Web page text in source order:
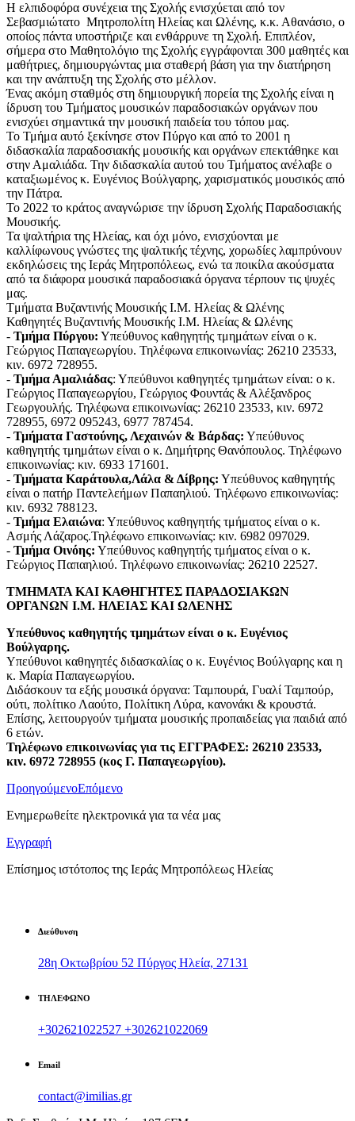
Η ελπιδοφόρα συνέχεια της Σχολής ενισχύεται από τον
Σεβασμιώτατο Μητροπολίτη Ηλείας και Ωλένης, κ.κ. Αθανάσιο, ο
οποίος πάντα υποστήριζε και ενθάρρυνε τη Σχολή. Επιπλέον,
σήμερα στο Μαθητολόγιο της Σχολής εγγράφονται 300 μαθητές και
μαθήτριες, δημιουργώντας μια σταθερή βάση για την διατήρηση
και την ανάπτυξη της Σχολής στο μέλλον.
Ένας ακόμη σταθμός στη δημιουργική πορεία της Σχολής είναι η
ίδρυση του Τμήματος μουσικών παραδοσιακών οργάνων που
ενισχύει σημαντικά την μουσική παιδεία του τόπου μας.
Το Τμήμα αυτό ξεκίνησε στον Πύργο και από το 2001 η
διδασκαλία παραδοσιακής μουσικής και οργάνων επεκτάθηκε και
στην Αμαλιάδα. Την διδασκαλία αυτού του Τμήματος ανέλαβε ο
καταξιωμένος κ. Ευγένιος Βούλγαρης, χαρισματικός μουσικός από
την Πάτρα.
Το 2022 το κράτος αναγνώρισε την ίδρυση Σχολής Παραδοσιακής
Μουσικής.
Τα ψαλτήρια της Ηλείας, και όχι μόνο, ενισχύονται με
καλλίφωνους γνώστες της ψαλτικής τέχνης, χορωδίες λαμπρύνουν
εκδηλώσεις της Ιεράς Μητροπόλεως, ενώ τα ποικίλα ακούσματα
από τα διάφορα μουσικά παραδοσιακά όργανα τέρπουν τις ψυχές
μας.
Tμήματα Βυζαντινής Μουσικής Ι.Μ. Ηλείας & Ωλένης
Καθηγητές Βυζαντινής Μουσικής Ι.Μ. Ηλείας & Ωλένης
- Τμήμα Πύργου: Υπεύθυνος καθηγητής τμημάτων είναι ο κ.
Γεώργιος Παπαγεωργίου. Τηλέφωνα επικοινωνίας: 26210 23533,
κιν. 6972 728955.
- Τμήμα Αμαλιάδας: Υπεύθυνοι καθηγητές τμημάτων είναι: ο κ.
Γεώργιος Παπαγεωργίου, Γεώργιος Φουντάς & Αλέξανδρος
Γεωργουλής. Τηλέφωνα επικοινωνίας: 26210 23533, κιν. 6972
728955, 6972 095243, 6977 787454.
- Τμήματα Γαστούνης, Λεχαινών & Βάρδας: Υπεύθυνος
καθηγητής τμημάτων είναι ο κ. Δημήτρης Θανόπουλος. Τηλέφωνο
επικοινωνίας: κιν. 6933 171601.
- Τμήματα Καράτουλα,Λάλα & Δίβρης: Υπεύθυνος καθηγητής
είναι ο πατήρ Παντελεήμων Παπαηλιού. Τηλέφωνο επικοινωνίας:
κιν. 6932 788123.
- Τμήμα Ελαιώνα: Υπεύθυνος καθηγητής τμήματος είναι ο κ.
Ασμής Λάζαρος.Τηλέφωνο επικοινωνίας: κιν. 6982 097029.
- Τμήμα Οινόης: Υπεύθυνος καθηγητής τμήματος είναι ο κ.
Γεώργιος Παπαηλιού. Τηλέφωνο επικοινωνίας: 26210 22527.
ΤΜΗΜΑΤΑ ΚΑΙ ΚΑΘΗΓΗΤΕΣ ΠΑΡΑΔΟΣΙΑΚΩΝ
ΟΡΓΑΝΩΝ Ι.Μ. ΗΛΕΙΑΣ ΚΑΙ ΩΛΕΝΗΣ
Υπεύθυνος καθηγητής τμημάτων είναι ο κ. Ευγένιος
Βούλγαρης.
Υπεύθυνοι καθηγητές διδασκαλίας ο κ. Ευγένιος Βούλγαρης και η
κ. Μαρία Παπαγεωργίου.
Διδάσκουν τα εξής μουσικά όργανα: Ταμπουρά, Γυαλί Ταμπούρ,
ούτι, πολίτικο Λαούτο, Πολίτικη Λύρα, κανονάκι & κρουστά.
Επίσης, λειτουργούν τμήματα μουσικής προπαιδείας για παιδιά από
6 ετών.
Τηλέφωνο επικοινωνίας για τις ΕΓΓΡΑΦΕΣ: 26210 23533,
κιν. 6972 728955 (κος Γ. Παπαγεωργίου).
ΠροηγούμενοΕπόμενο
Ενημερωθείτε ηλεκτρονικά για τα νέα μας
Εγγραφή
Επίσημος ιστότοπος της Ιεράς Μητροπόλεως Ηλείας
Διεύθυνση
28η Οκτωβρίου 52 Πύργος Ηλεία, 27131
ΤΗΛΕΦΩΝΟ
+302621022527 +302621022069
Email
contact@imilias.gr